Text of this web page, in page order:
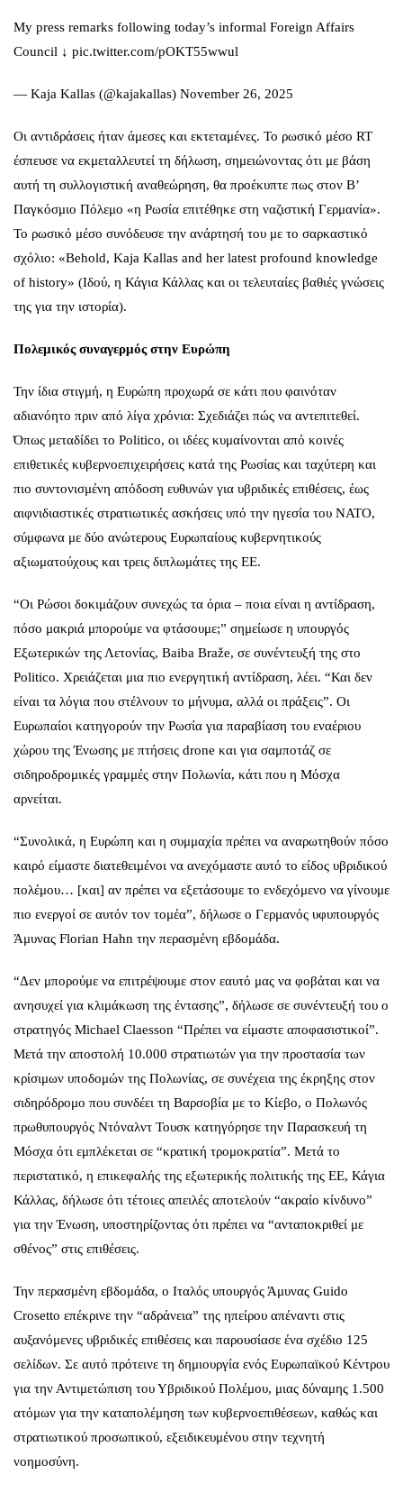
My press remarks following today’s informal Foreign Affairs
Council ↓ pic.twitter.com/pOKT55wwul
— Kaja Kallas (@kajakallas) November 26, 2025
Οι αντιδράσεις ήταν άμεσες και εκτεταμένες. Το ρωσικό μέσο RT
έσπευσε να εκμεταλλευτεί τη δήλωση, σημειώνοντας ότι με βάση
αυτή τη συλλογιστική αναθεώρηση, θα προέκυπτε πως στον Β’
Παγκόσμιο Πόλεμο «η Ρωσία επιτέθηκε στη ναζιστική Γερμανία».
Το ρωσικό μέσο συνόδευσε την ανάρτησή του με το σαρκαστικό
σχόλιο: «Behold, Kaja Kallas and her latest profound knowledge
of history» (Ιδού, η Κάγια Κάλλας και οι τελευταίες βαθιές γνώσεις
της για την ιστορία).
Πολεμικός συναγερμός στην Ευρώπη
Την ίδια στιγμή, η Ευρώπη προχωρά σε κάτι που φαινόταν
αδιανόητο πριν από λίγα χρόνια: Σχεδιάζει πώς να αντεπιτεθεί.
Όπως μεταδίδει το Politico, οι ιδέες κυμαίνονται από κοινές
επιθετικές κυβερνοεπιχειρήσεις κατά της Ρωσίας και ταχύτερη και
πιο συντονισμένη απόδοση ευθυνών για υβριδικές επιθέσεις, έως
αιφνιδιαστικές στρατιωτικές ασκήσεις υπό την ηγεσία του ΝΑΤΟ,
σύμφωνα με δύο ανώτερους Ευρωπαίους κυβερνητικούς
αξιωματούχους και τρεις διπλωμάτες της ΕΕ.
“Οι Ρώσοι δοκιμάζουν συνεχώς τα όρια – ποια είναι η αντίδραση,
πόσο μακριά μπορούμε να φτάσουμε;” σημείωσε η υπουργός
Εξωτερικών της Λετονίας, Baiba Braže, σε συνέντευξή της στο
Politico. Χρειάζεται μια πιο ενεργητική αντίδραση, λέει. “Και δεν
είναι τα λόγια που στέλνουν το μήνυμα, αλλά οι πράξεις”. Οι
Ευρωπαίοι κατηγορούν την Ρωσία για παραβίαση του εναέριου
χώρου της Ένωσης με πτήσεις drone και για σαμποτάζ σε
σιδηροδρομικές γραμμές στην Πολωνία, κάτι που η Μόσχα
αρνείται.
“Συνολικά, η Ευρώπη και η συμμαχία πρέπει να αναρωτηθούν πόσο
καιρό είμαστε διατεθειμένοι να ανεχόμαστε αυτό το είδος υβριδικού
πολέμου… [και] αν πρέπει να εξετάσουμε το ενδεχόμενο να γίνουμε
πιο ενεργοί σε αυτόν τον τομέα”, δήλωσε ο Γερμανός υφυπουργός
Άμυνας Florian Hahn την περασμένη εβδομάδα.
“Δεν μπορούμε να επιτρέψουμε στον εαυτό μας να φοβάται και να
ανησυχεί για κλιμάκωση της έντασης”, δήλωσε σε συνέντευξή του ο
στρατηγός Michael Claesson “Πρέπει να είμαστε αποφασιστικοί”.
Μετά την αποστολή 10.000 στρατιωτών για την προστασία των
κρίσιμων υποδομών της Πολωνίας, σε συνέχεια της έκρηξης στον
σιδηρόδρομο που συνδέει τη Βαρσοβία με το Κίεβο, ο Πολωνός
πρωθυπουργός Ντόναλντ Τουσκ κατηγόρησε την Παρασκευή τη
Μόσχα ότι εμπλέκεται σε “κρατική τρομοκρατία”. Μετά το
περιστατικό, η επικεφαλής της εξωτερικής πολιτικής της ΕΕ, Κάγια
Κάλλας, δήλωσε ότι τέτοιες απειλές αποτελούν “ακραίο κίνδυνο”
για την Ένωση, υποστηρίζοντας ότι πρέπει να “ανταποκριθεί με
σθένος” στις επιθέσεις.
Την περασμένη εβδομάδα, ο Ιταλός υπουργός Άμυνας Guido
Crosetto επέκρινε την “αδράνεια” της ηπείρου απέναντι στις
αυξανόμενες υβριδικές επιθέσεις και παρουσίασε ένα σχέδιο 125
σελίδων. Σε αυτό πρότεινε τη δημιουργία ενός Ευρωπαϊκού Κέντρου
για την Αντιμετώπιση του Υβριδικού Πολέμου, μιας δύναμης 1.500
ατόμων για την καταπολέμηση των κυβερνοεπιθέσεων, καθώς και
στρατιωτικού προσωπικού, εξειδικευμένου στην τεχνητή
νοημοσύνη.